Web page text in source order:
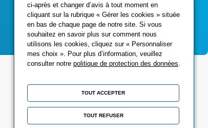
Contactez-nous
ci-après et changer d’avis à tout moment en
cliquant sur la rubrique « Gérer les cookies » située
en bas de chaque page de notre site. Si vous
souhaitez en savoir plus sur comment nous
utilisons les cookies, cliquez sur « Personnaliser
mes choix ». Pour plus d’information, veuillez
consulter notrepolitique de protection des données.
TOUT ACCEPTER
TOUT REFUSER